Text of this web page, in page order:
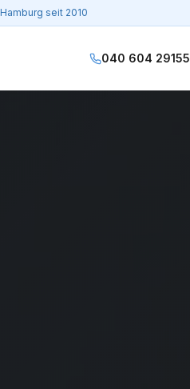
Hamburg seit 2010
040 604 29155